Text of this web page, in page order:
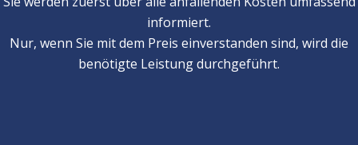
informiert.
Nur, wenn Sie mit dem Preis einverstanden sind, wird die
benötigte Leistung durchgeführt.